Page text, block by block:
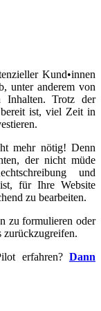
Kund•innen
unter anderem von
Inhalten. Trotz der
ist, viel Zeit in
mehr nötig! Denn
der nicht müde
und
für Ihre Website
zu bearbeiten.
zu formulieren oder
zurückzugreifen.
erfahren? Dann